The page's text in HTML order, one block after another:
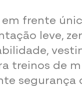
frente
leve,
treinos de